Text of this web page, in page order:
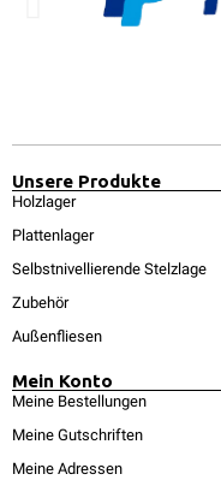
Unsere Produkte
Holzlager
Plattenlager
Selbstnivellierende Stelzlage
Zubehör
Außenfliesen
Mein Konto
Meine Bestellungen
Meine Gutschriften
Meine Adressen